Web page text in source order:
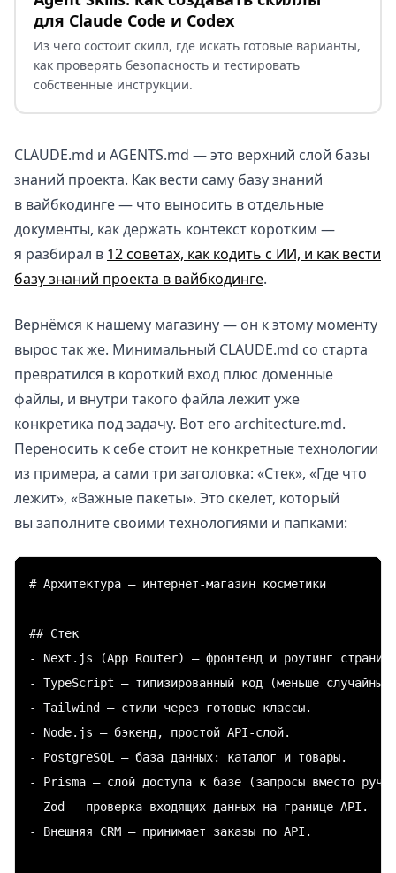
для Claude Code и Codex
Из чего состоит скилл, где искать готовые варианты,
как проверять безопасность и тестировать
собственные инструкции.
CLAUDE.md и AGENTS.md — это верхний слой базы
знаний проекта. Как вести саму базу знаний
в вайбкодинге — что выносить в отдельные
документы, как держать контекст коротким —
я разбирал в 12 советах, как кодить с ИИ, и как вести
базу знаний проекта в вайбкодинге.
Вернёмся к нашему магазину — он к этому моменту
вырос так же. Минимальный CLAUDE.md со старта
превратился в короткий вход плюс доменные
файлы, и внутри такого файла лежит уже
конкретика под задачу. Вот его architecture.md.
Переносить к себе стоит не конкретные технологии
из примера, а сами три заголовка: «Стек», «Где что
лежит», «Важные пакеты». Это скелет, который
вы заполните своими технологиями и папками:
# Архитектура — интернет-магазин косметики
## Стек
- Next.js (App Router) — фронтенд и роутинг страниц.
- TypeScript — типизированный код (меньше
- Tailwind — стили через готовые классы.
- Node.js — бэкенд, простой API-слой.
- PostgreSQL — база данных: каталог и товары.
- Prisma — слой доступа к базе (запросы вместо
- Zod — проверка входящих данных на границе API.
- Внешняя CRM — принимает заказы по API.